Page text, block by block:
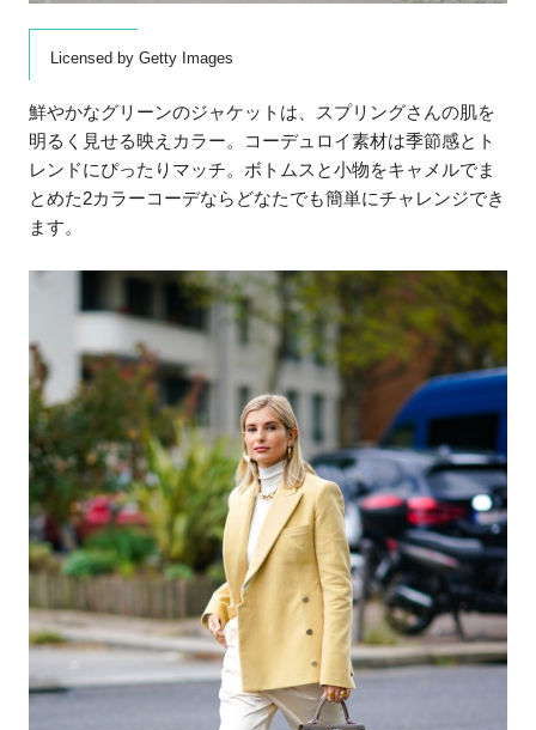
Licensed by Getty Images
鮮やかなグリーンのジャケットは、スプリングさんの肌を
明るく見せる映えカラー。コーデュロイ素材は季節感とト
レンドにぴったりマッチ。ボトムスと小物をキャメルでま
とめた2カラーコーデならどなたでも簡単にチャレンジでき
ます。